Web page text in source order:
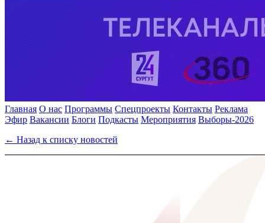
Главная О нас Программы Спецпроекты Контакты Реклама
Эфир Вакансии Блоги Подкасты Мероприятия Выборы-2026
← Назад к списку новостей